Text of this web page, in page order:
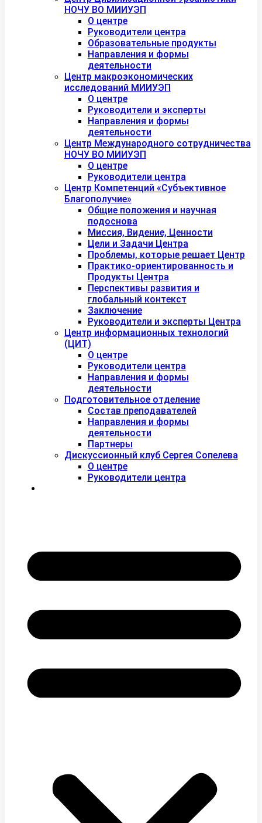
НОЧУ ВО МИИУЭП
О центре
Руководители центра
Образовательные продукты
Направления и формы
деятельности
Центр макроэкономических
исследований МИИУЭП
О центре
Руководители и эксперты
Направления и формы
деятельности
Центр Международного сотрудничества
НОЧУ ВО МИИУЭП
О центре
Руководители центра
Центр Компетенций «Субъективное
Благополучие»
Общие положения и научная
подоснова
Миссия, Видение, Ценности
Цели и Задачи Центра
Проблемы, которые решает Центр
Практико-ориентированность и
Продукты Центра
Перспективы развития и
глобальный контекст
Заключение
Руководители и эксперты Центра
Центр информационных технологий
(ЦИТ)
О центре
Руководители центра
Направления и формы
деятельности
Подготовительное отделение
Состав преподавателей
Направления и формы
деятельности
Партнеры
Дискуссионный клуб Сергея Сопелева
О центре
Руководители центра